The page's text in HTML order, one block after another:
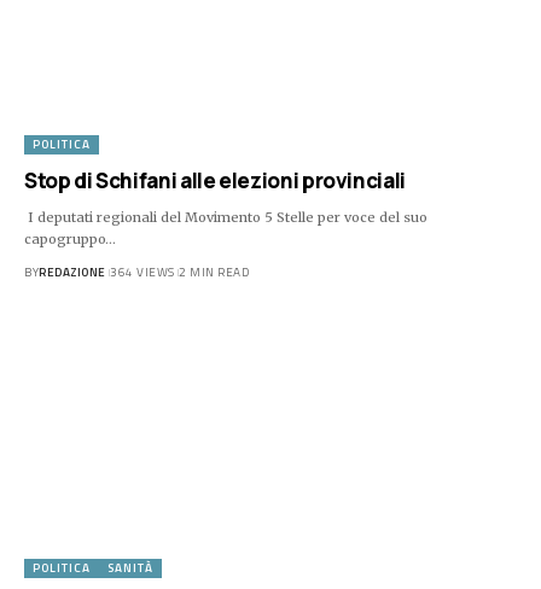
POLITICA
Stop di Schifani alle elezioni provinciali
I deputati regionali del Movimento 5 Stelle per voce del suo
capogruppo…
BYREDAZIONE 364 VIEWS 2 MIN READ
POLITICA SANITÀ